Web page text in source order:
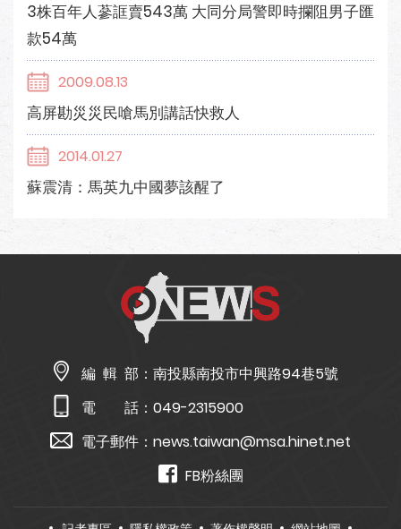
3株百年人蔘誆賣543萬 大同分局警即時攔阻男子匯
款54萬
2009.08.13
高屏勘災災民嗆馬別講話快救人
2014.01.27
蘇震清：馬英九中國夢該醒了
編 輯 部： 南投縣南投市中興路94巷5號
電 話： 049-2315900
電子郵件： news.taiwan@msa.hinet.net
FB粉絲團